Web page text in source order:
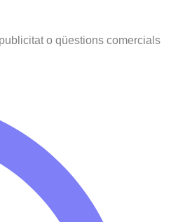
o qüestions comercials